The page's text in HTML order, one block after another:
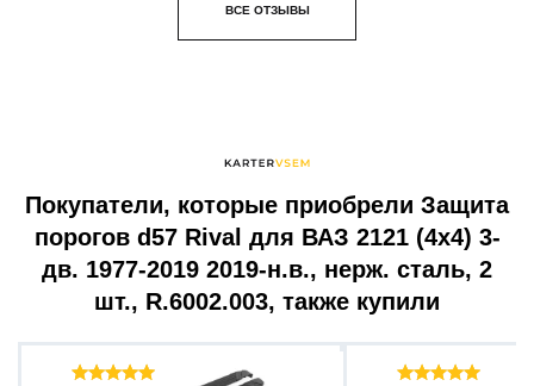
ВСЕ ОТЗЫВЫ
Покупатели, которые приобрели Защита
порогов d57 Rival для ВАЗ 2121 (4x4) 3-
дв. 1977-2019 2019-н.в., нерж. сталь, 2
шт., R.6002.003, также купили
Отзывы ( 60 )